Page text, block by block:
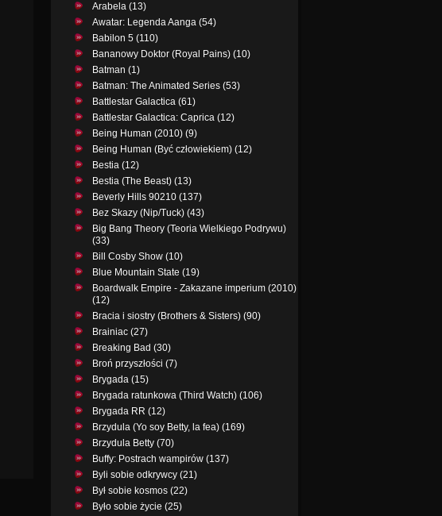
Arabela (13)
Awatar: Legenda Aanga (54)
Babilon 5 (110)
Bananowy Doktor (Royal Pains) (10)
Batman (1)
Batman: The Animated Series (53)
Battlestar Galactica (61)
Battlestar Galactica: Caprica (12)
Being Human (2010) (9)
Being Human (Być człowiekiem) (12)
Bestia (12)
Bestia (The Beast) (13)
Beverly Hills 90210 (137)
Bez Skazy (Nip/Tuck) (43)
Big Bang Theory (Teoria Wielkiego Podrywu)
(33)
Bill Cosby Show (10)
Blue Mountain State (19)
Boardwalk Empire - Zakazane imperium (2010)
(12)
Bracia i siostry (Brothers & Sisters) (90)
Brainiac (27)
Breaking Bad (30)
Broń przyszłości (7)
Brygada (15)
Brygada ratunkowa (Third Watch) (106)
Brygada RR (12)
Brzydula (Yo soy Betty, la fea) (169)
Brzydula Betty (70)
Buffy: Postrach wampirów (137)
Byli sobie odkrywcy (21)
Był sobie kosmos (22)
Było sobie życie (25)